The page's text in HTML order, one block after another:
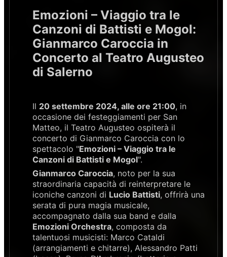
Emozioni – Viaggio tra le
Canzoni di Battisti e Mogol:
Gianmarco Caroccia in
Concerto al Teatro Augusteo
di Salerno
Il 20 settembre 2024, alle ore 21:00, in
occasione dei festeggiamenti per San
Matteo, il Teatro Augusteo ospiterà il
concerto di Gianmarco Caroccia con lo
spettacolo "Emozioni – Viaggio tra le
Canzoni di Battisti e Mogol".
Gianmarco Caroccia, noto per la sua
straordinaria capacità di reinterpretare le
iconiche canzoni di Lucio Battisti, offrirà una
serata di pura magia musicale,
accompagnato dalla sua band e dalla
Emozioni Orchestra, composta da
talentuosi musicisti: Marco Cataldi
(arrangiamenti e chitarre), Alessandro Patti